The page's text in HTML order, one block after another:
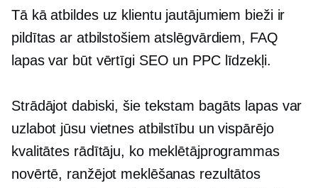
Tā kā atbildes uz klientu jautājumiem bieži ir
pildītas ar atbilstošiem atslēgvārdiem, FAQ
lapas var būt vērtīgi SEO un PPC līdzekļi.
Strādājot dabiski, šie tekstam bagāts lapas var
uzlabot jūsu vietnes atbilstību un vispārējo
kvalitātes rādītāju, ko meklētājprogrammas
novērtē, ranžējot meklēšanas rezultātos